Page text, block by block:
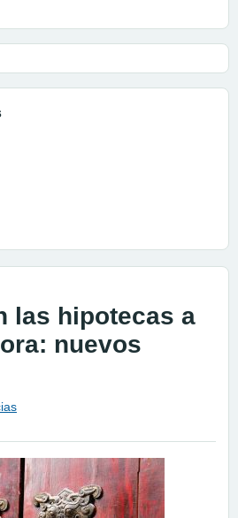
las hipotecas a
nuevos